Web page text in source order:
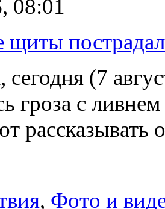
08:01
щиты
(7
гроза с
рассказывать
, Фото и